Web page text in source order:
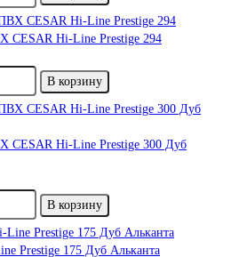
CESAR Hi-Line Prestige 294
В корзину
CESAR Hi-Line Prestige 300 Дуб
В корзину
Prestige 175 Дуб Альканта